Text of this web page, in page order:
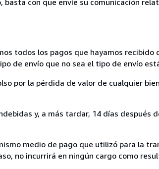
todos los pagos que hayamos
de envío que no sea el tipo de envío
por la pérdida de valor de cualquier
y, a más tardar, 14 días después
medio de pago que utilizó para la
no incurrirá en ningún cargo como